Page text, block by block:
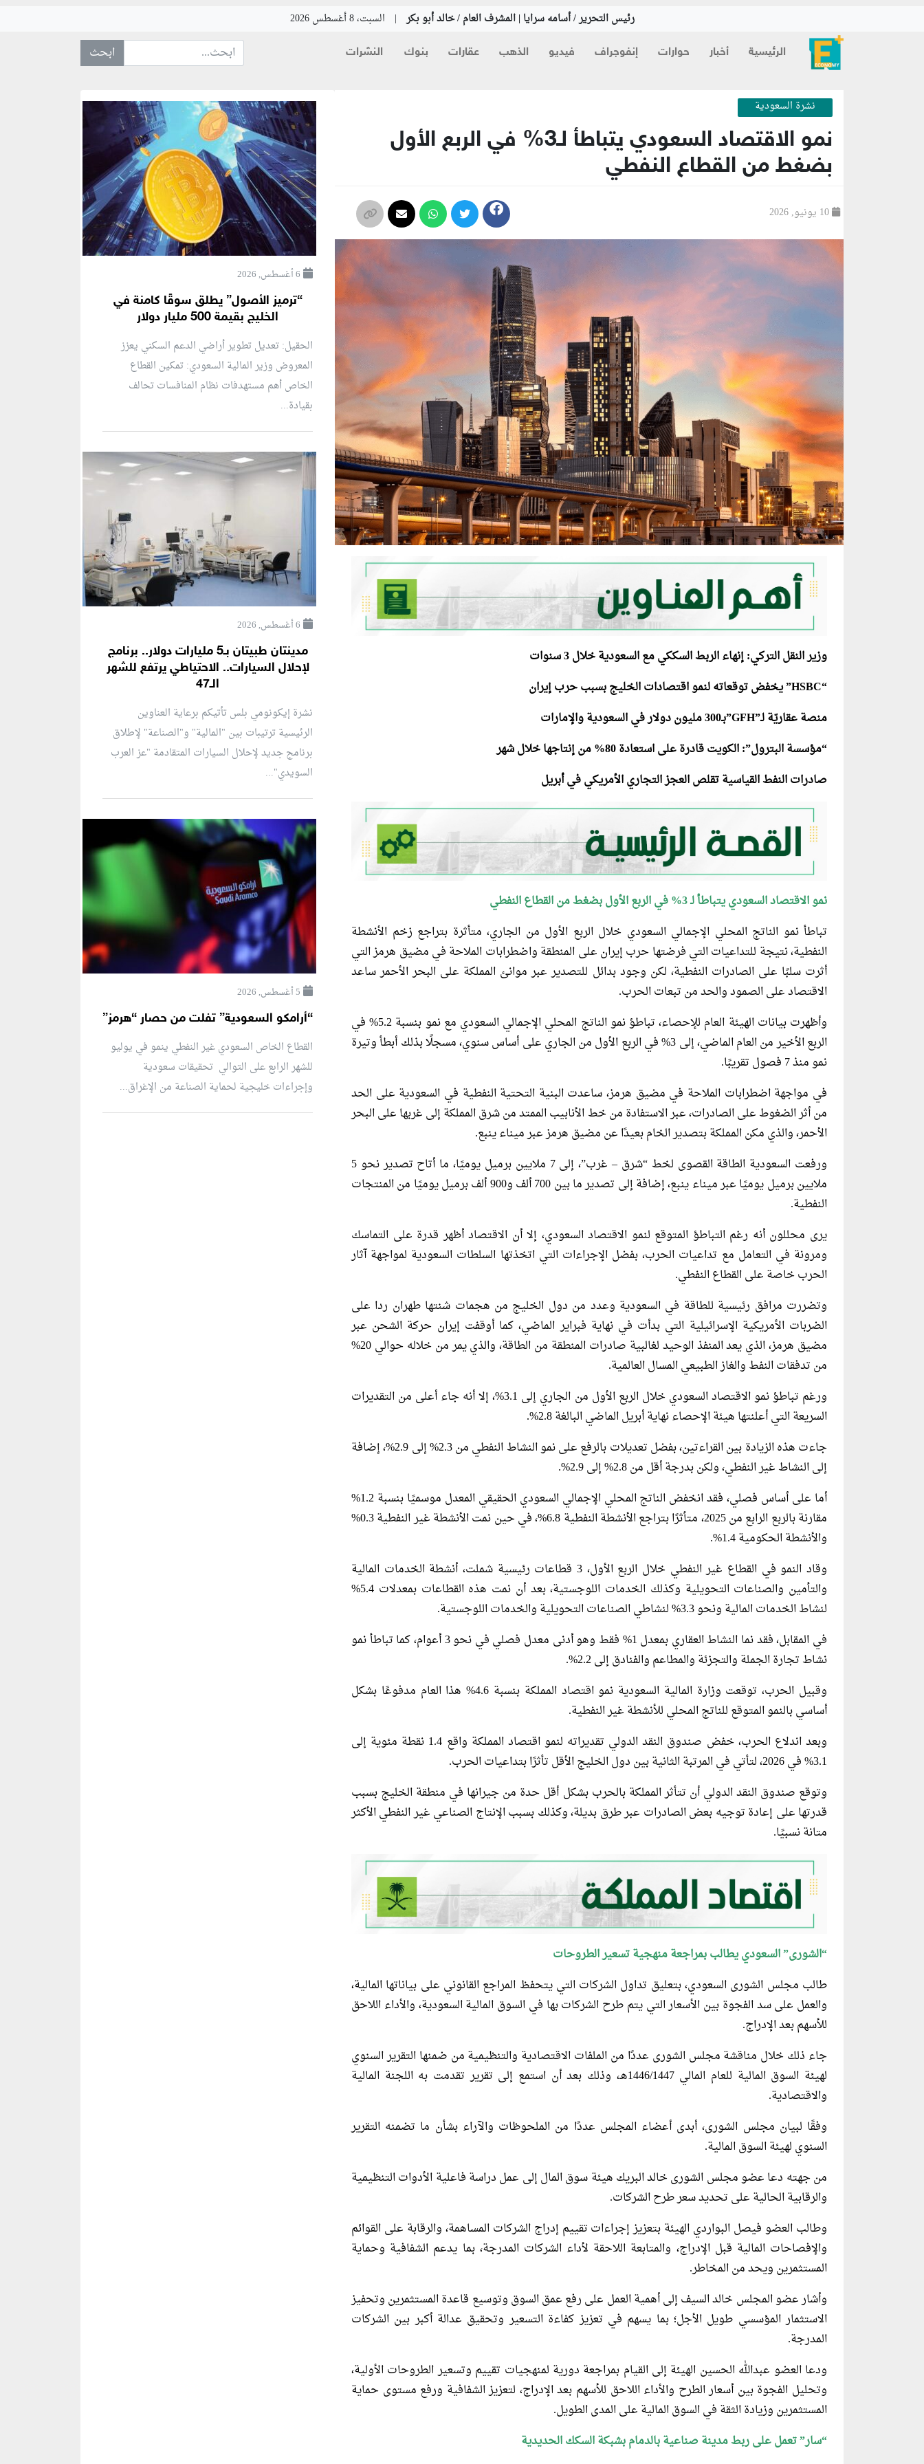
رئيس التحرير / أسامه سرايا | المشرف العام / خالد أبو بكر | السبت، 8 أغسطس 2026
الرئيسية أخبار حوارات إنفوجراف فيديو الذهب عقارات بنوك النشرات ابحث عن... :
نشرة السعودية
نمو الاقتصاد السعودي يتباطأ لـ3% في الربع الأول
بضغط من القطاع النفطي
وزير النقل التركي: إنهاء الربط السككي مع السعودية خلال 3 سنوات
“HSBC” يخفض توقعاته لنمو اقتصادات الخليج بسبب حرب إيران
منصة عقاريّة لـ”GFH”بـ300 مليون دولار في السعودية والإمارات
“مؤسسة البترول”: الكويت قادرة على استعادة 80% من إنتاجها خلال شهر
صادرات النفط القياسية تقلص العجز التجاري الأمريكي في أبريل
نمو الاقتصاد السعودي يتباطأ لـ 3% في الربع الأول بضغط من القطاع النفطي
تباطأ نمو الناتج المحلي الإجمالي السعودي خلال الربع الأول من الجاري، متأثرة بتراجع زخم الأنشطة
النفطية، نتيجة للتداعيات التي فرضتها حرب إيران على المنطقة واضطرابات الملاحة في مضيق هرمز التي
أثرت سلبًا على الصادرات النفطية، لكن وجود بدائل للتصدير عبر موانئ المملكة على البحر الأحمر ساعد
الاقتصاد على الصمود والحد من تبعات الحرب.
وأظهرت بيانات الهيئة العام للإحصاء، تباطؤ نمو الناتج المحلي الإجمالي السعودي مع نمو بنسبة 5.2% في
الربع الأخير من العام الماضي، إلى 3% في الربع الأول من الجاري على أساس سنوي، مسجلًا بذلك أبطأ وتيرة
نمو منذ 7 فصول تقريبًا.
في مواجهة اضطرابات الملاحة في مضيق هرمز، ساعدت البنية التحتية النفطية في السعودية على الحد
من أثر الضغوط على الصادرات، عبر الاستفادة من خط الأنابيب الممتد من شرق المملكة إلى غربها على البحر
الأحمر، والذي مكن المملكة بتصدير الخام بعيدًا عن مضيق هرمز عبر ميناء ينبع.
ورفعت السعودية الطاقة القصوى لخط “شرق – غرب”، إلى 7 ملايين برميل يوميًا، ما أتاح تصدير نحو 5
ملايين برميل يوميًا عبر ميناء ينبع، إضافة إلى تصدير ما بين 700 ألف و900 ألف برميل يوميًا من المنتجات
النفطية.
يرى محللون أنه رغم التباطؤ المتوقع لنمو الاقتصاد السعودي، إلا أن الاقتصاد أظهر قدرة على التماسك
ومرونة في التعامل مع تداعيات الحرب، بفضل الإجراءات التي اتخذتها السلطات السعودية لمواجهة آثار
الحرب خاصة على القطاع النفطي.
وتضررت مرافق رئيسية للطاقة في السعودية وعدد من دول الخليج من هجمات شنتها ​طهران ردا على
الضربات الأمريكية الإسرائيلية التي بدأت في نهاية فبراير الماضي، كما أوقفت إيران حركة الشحن عبر
مضيق
هرمز، الذي يعد المنفذ الوحيد لغالبية صادرات المنطقة من الطاقة، والذي يمر من خلاله حوالي 20%
من تدفقات النفط والغاز الطبيعي المسال العالمية.
ورغم تباطؤ نمو الاقتصاد السعودي خلال الربع الأول من الجاري إلى 3.1%، إلا أنه جاء أعلى من التقديرات
السريعة التي أعلنتها هيئة الإحصاء نهاية أبريل الماضي البالغة 2.8%.
جاءت هذه الزيادة بين القراءتين، بفضل تعديلات بالرفع على نمو النشاط النفطي من 2.3% إلى 2.9%، إضافة
إلى النشاط غير النفطي، ولكن بدرجة أقل من 2.8% إلى 2.9%.
أما على أساس فصلي، فقد انخفض الناتج المحلي الإجمالي السعودي الحقيقي المعدل موسميًا بنسبة 1.2%
مقارنة بالربع الرابع من 2025، متأثرًا بتراجع الأنشطة النفطية 6.8%، في حين نمت الأنشطة غير النفطية 0.3%
والأنشطة الحكومية 1.4%.
وقاد النمو في القطاع غير النفطي خلال الربع الأول، 3 قطاعات رئيسية شملت، أنشطة الخدمات المالية
والتأمين والصناعات التحويلية وكذلك الخدمات اللوجستية، بعد أن نمت هذه القطاعات بمعدلات 5.4%
لنشاط الخدمات المالية ونحو 3.3% لنشاطي الصناعات التحويلية والخدمات اللوجستية.
في المقابل، فقد نما النشاط العقاري بمعدل 1% فقط وهو أدنى معدل فصلي في نحو 3 أعوام، كما تباطأ نمو
نشاط تجارة الجملة والتجزئة والمطاعم والفنادق إلى 2.2%.
وقبيل الحرب، توقعت وزارة المالية السعودية نمو اقتصاد المملكة بنسبة 4.6% هذا العام مدفوعًا بشكل
أساسي بالنمو المتوقع للناتج المحلي للأنشطة غير النفطية.
وبعد اندلاع الحرب، خفض صندوق النقد الدولي تقديراته لنمو اقتصاد المملكة واقع 1.4 نقطة مئوية إلى
3.1% في 2026، لتأتي في المرتبة الثانية بين دول الخليج الأقل تأثرًا بتداعيات الحرب.
وتوقع صندوق النقد الدولي أن تتأثر المملكة بالحرب بشكل أقل حدة من جيرانها في منطقة الخليج بسبب
قدرتها على إعادة توجيه بعض الصادرات عبر طرق بديلة، وكذلك بسبب الإنتاج الصناعي ​غير النفطي الأكثر
متانة نسبيًا.
“الشورى” السعودي يطالب بمراجعة منهجية تسعير الطروحات
طالب مجلس الشورى السعودي، بتعليق تداول الشركات التي يتحفظ المراجع القانوني على بياناتها المالية،
والعمل على سد الفجوة بين الأسعار التي يتم طرح الشركات بها في السوق المالية السعودية، والأداء اللاحق
للأسهم بعد الإدراج.
جاء ذلك خلال مناقشة مجلس الشورى عددًا من الملفات الاقتصادية والتنظيمية من ضمنها التقرير السنوي
لهيئة السوق المالية للعام المالي 1446/1447هـ، وذلك بعد أن استمع إلى تقرير تقدمت به اللجنة المالية
والاقتصادية.
وفقًا لبيان مجلس الشورى، أبدى أعضاء المجلس عددًا من الملحوظات والآراء بشأن ما تضمنه التقرير
السنوي لهيئة السوق المالية.
من جهته دعا عضو مجلس الشورى خالد البريك هيئة سوق المال إلى عمل دراسة فاعلية الأدوات التنظيمية
والرقابية الحالية على تحديد سعر طرح الشركات.
وطالب العضو فيصل البواردي الهيئة بتعزيز إجراءات تقييم إدراج الشركات المساهمة، والرقابة على القوائم
والإفصاحات المالية قبل الإدراج، والمتابعة اللاحقة لأداء الشركات المدرجة، بما يدعم الشفافية وحماية
المستثمرين ويحد من المخاطر.
وأشار عضو المجلس خالد السيف إلى أهمية العمل على رفع عمق السوق وتوسيع قاعدة المستثمرين وتحفيز
الاستثمار المؤسسي طويل الأجل؛ بما يسهم في تعزيز كفاءة التسعير وتحقيق عدالة أكبر بين الشركات
المدرجة.
ودعا العضو عبدالله الحسين الهيئة إلى القيام بمراجعة دورية لمنهجيات تقييم وتسعير الطروحات الأولية،
وتحليل الفجوة بين أسعار الطرح والأداء اللاحق للأسهم بعد الإدراج، لتعزيز الشفافية ورفع مستوى حماية
المستثمرين وزيادة الثقة في السوق المالية على المدى الطويل.
“سار” تعمل على ربط مدينة صناعية بالدمام بشبكة السكك الحديدية
6 أغسطس, 2026
“ترميز الأصول” يطلق سوقًا كامنة في
الخليج بقيمة 500 مليار دولار
الحقيل: تعديل تطوير أراضي الدعم السكني يعزز
المعروض وزير المالية السعودي: تمكين القطاع
الخاص أهم مستهدفات نظام المنافسات تحالف
بقيادة...
6 أغسطس, 2026
مدينتان طبيتان بـ5 مليارات دولار.. برنامج
لإحلال السيارات.. الاحتياطي يرتفع للشهر
الـ47
نشرة إيكونومي بلس تأتيكم برعاية العناوين
الرئيسية ترتيبات بين "المالية" و"الصناعة" لإطلاق
برنامج جديد لإحلال السيارات المتقادمة "عز العرب
السويدي"...
5 أغسطس, 2026
“أرامكو السعودية” تفلت من حصار “هرمز”
القطاع الخاص السعودي غير النفطي ينمو في يوليو
للشهر الرابع على التوالي تحقيقات سعودية
وإجراءات خليجية لحماية الصناعة من الإغراق...